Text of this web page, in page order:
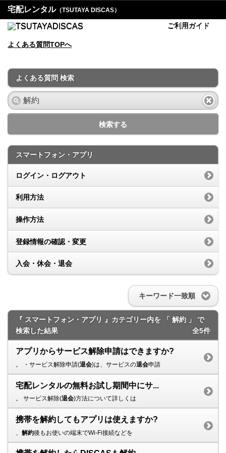
宅配レンタル（TSUTAYA DISCAS）
ご利用ガイド
よくある質問TOPへ
よくある質問 検索
検索する
スマートフォン・アプリ
ログイン・ログアウト
利用方法
操作方法
登録情報の確認・変更
入会・休会・退会
キーワード一致順
『 スマートフォン・アプリ 』カテゴリー内を 「 解約 」 で
検索した結果
全5件
アプリからサービス解除申請はできますか?
。 ・サービス解除申請(退会)は、サービスの退会申請
宅配レンタルの無料お試し期間中にサ...
。 サービス解除(退会)方法について詳しくは
携帯を解約してもアプリは使えますか?
解約後もお使いの端末でWi-Fi接続などを